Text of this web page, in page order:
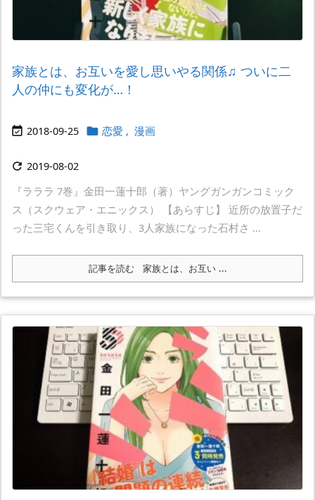
家族とは、お互いを愛し思いやる関係♫ ついに二
人の仲にも変化が…！
 2018-09-25  恋愛 , 漫画
 2019-08-02
『ラララ 7巻』金田一蓮十郎（著）ヤングガンガンコミック
ス（スクウェア・エニックス） 【あらすじ】 近所の放置子だ
った三宅くんを引き取り、3人家族になった石村さ ...
記事を読む 家族とは、お互い ...